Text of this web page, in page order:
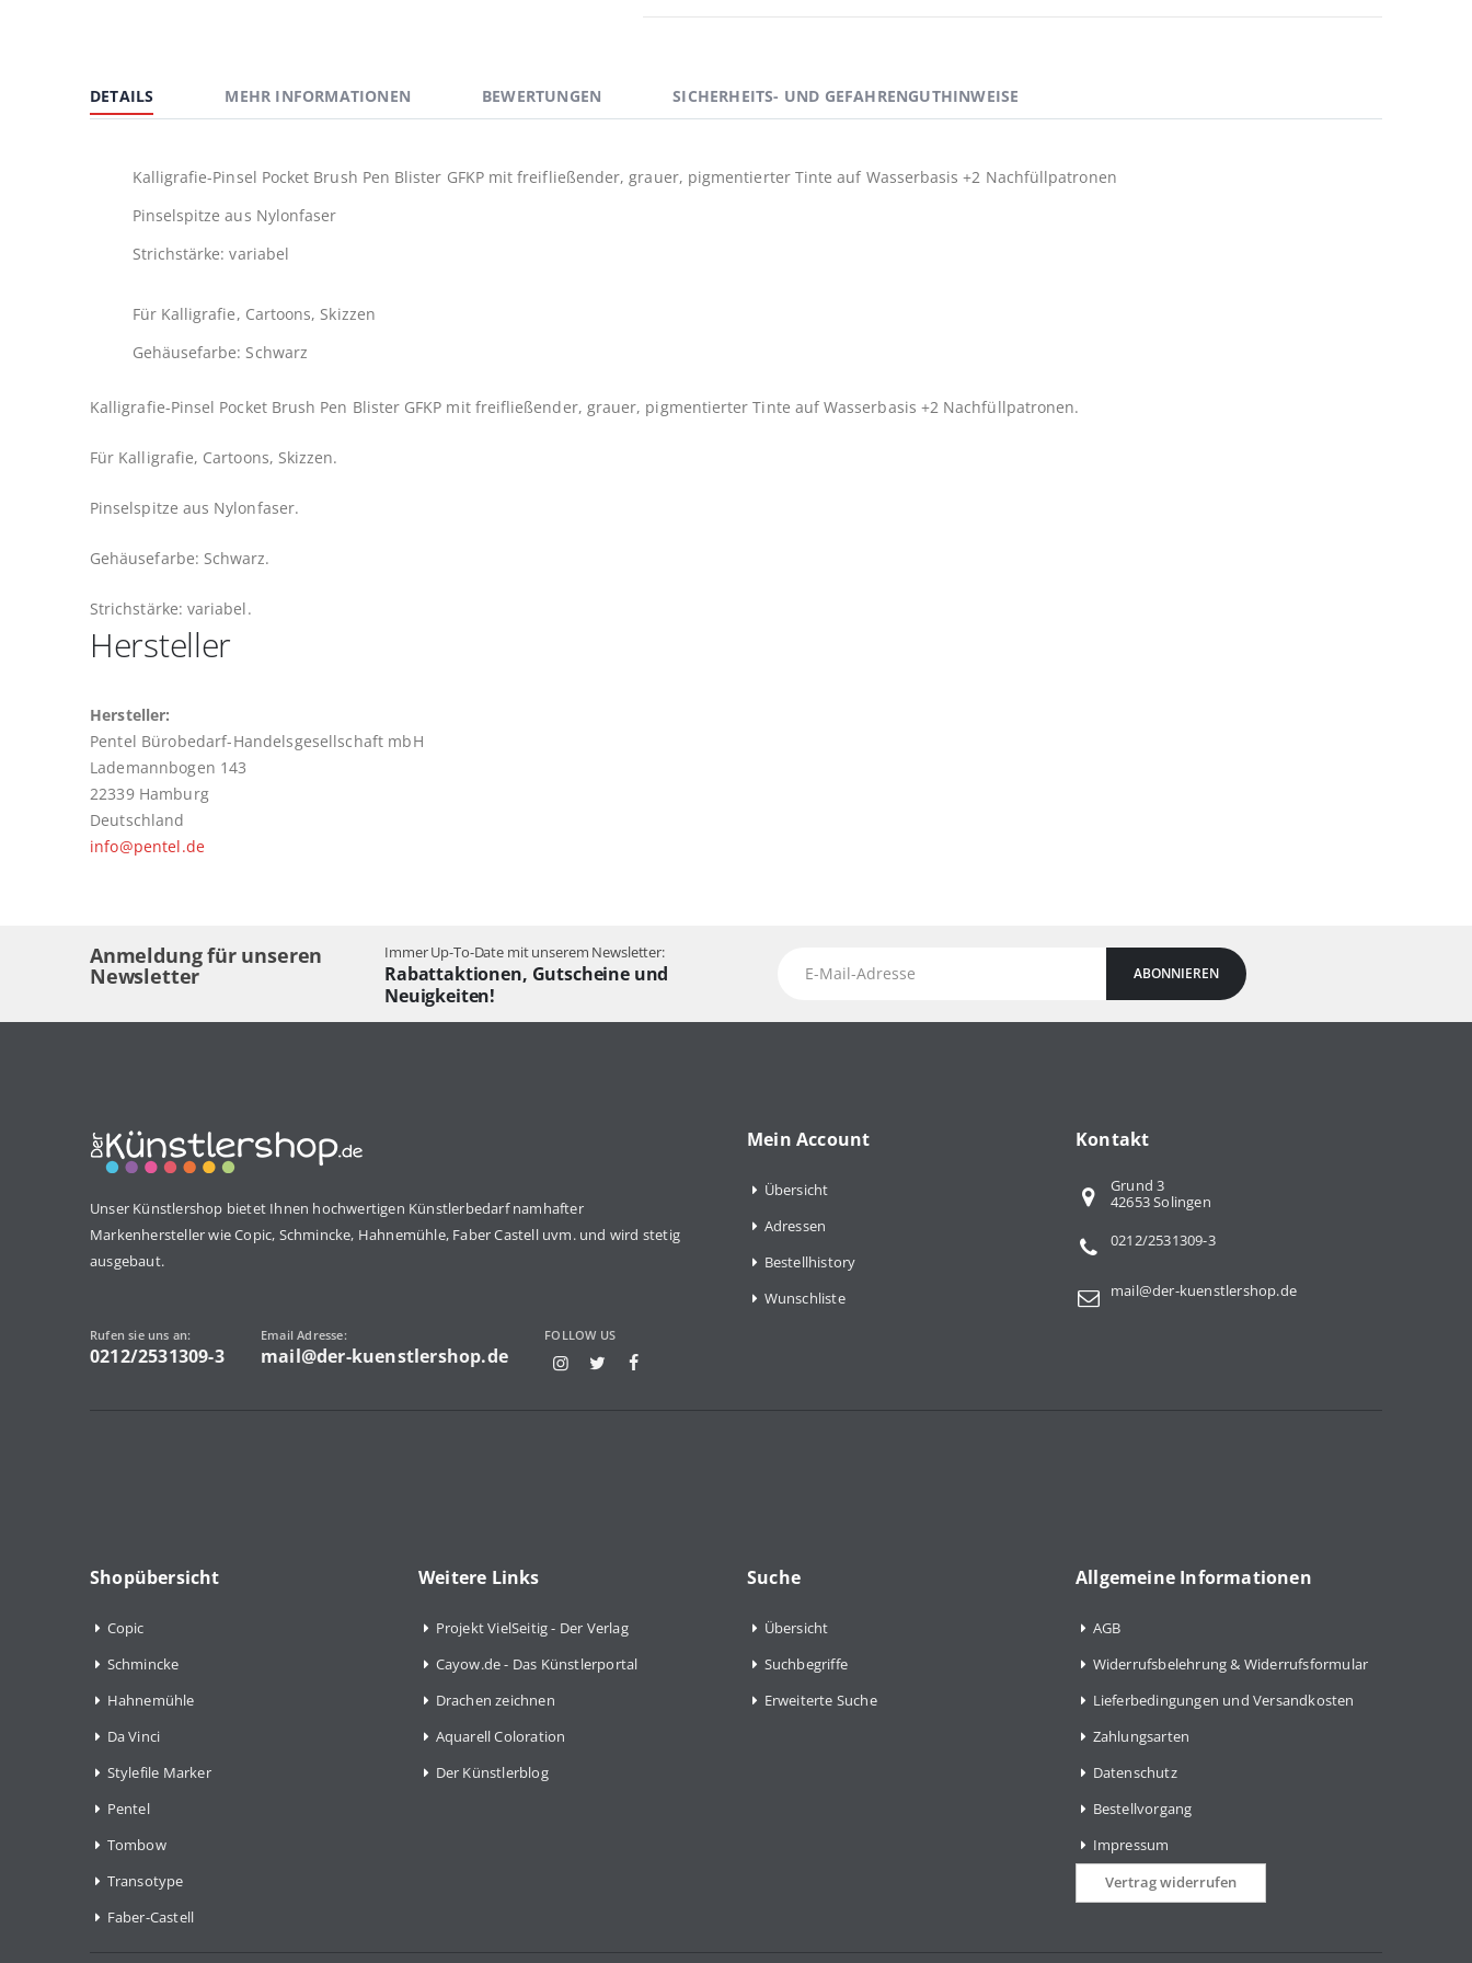
Bildergalerie
springen
DETAILS
Kalligrafie-Pinsel Pocket Brush Pen Blister GFKP mit freifließender, grauer, pigmentierter Tinte auf Wasserbasis +2 Nachfüllpatronen
Pinselspitze aus Nylonfaser
Strichstärke: variabel
Für Kalligrafie, Cartoons, Skizzen
Gehäusefarbe: Schwarz
Kalligrafie-Pinsel Pocket Brush Pen Blister GFKP mit freifließender, grauer, pigmentierter Tinte auf Wasserbasis +2 Nachfüllpatronen.
Für Kalligrafie, Cartoons, Skizzen.
Pinselspitze aus Nylonfaser.
Gehäusefarbe: Schwarz.
Strichstärke: variabel.
MEHR INFORMATIONEN BEWERTUNGEN SICHERHEITS- UND GEFAHRENGUTHINWEISE
Hersteller
Hersteller:
Pentel Bürobedarf-Handelsgesellschaft mbH
Lademannbogen 143
22339 Hamburg
Deutschland
info@pentel.de
Anmeldung für unseren
Newsletter
Immer Up-To-Date mit unserem Newsletter:
Rabattaktionen, Gutscheine und
Neuigkeiten!
ABONNIEREN
Unser Künstlershop bietet Ihnen hochwertigen Künstlerbedarf namhafter
Markenhersteller wie Copic, Schmincke, Hahnemühle, Faber Castell uvm. und wird stetig
ausgebaut.
Rufen sie uns an:
0212/2531309-3
Email Adresse:
mail@der-kuenstlershop.de
FOLLOW US
Mein Account
Übersicht
Adressen
Bestellhistory
Wunschliste
Kontakt
Grund 3
42653 Solingen
0212/2531309-3
mail@der-kuenstlershop.de
Shopübersicht
Copic
Schmincke
Hahnemühle
Da Vinci
Stylefile Marker
Pentel
Tombow
Transotype
Faber-Castell
Weitere Links
Projekt VielSeitig - Der Verlag
Cayow.de - Das Künstlerportal
Drachen zeichnen
Aquarell Coloration
Der Künstlerblog
Suche
Übersicht
Suchbegriffe
Erweiterte Suche
Allgemeine Informationen
AGB
Widerrufsbelehrung & Widerrufsformular
Lieferbedingungen und Versandkosten
Zahlungsarten
Datenschutz
Bestellvorgang
Impressum
Vertrag widerrufen